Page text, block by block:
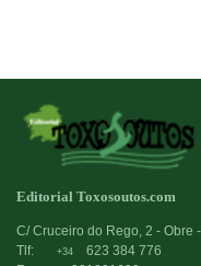
Editorial Toxosoutos.com
C/ Cruceiro do Rego, 2 - Obre
Tlf:
+34
623 384 776